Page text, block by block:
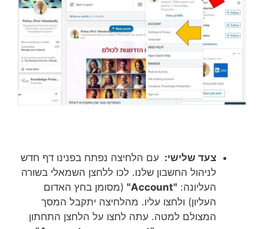
צעד שלישי: עם הלחיצה נפתח בפנינו דף חדש
לניהול החשבון שלנו. לכו ללחצן השמאלי בשורה
העליונה: "Account"
(מסומן בחץ האדום
העליון) ולחצו עליו. מהלחיצה יתקבל המסך
המצולם למטה. עתה לחצו על הלחצן התחתון